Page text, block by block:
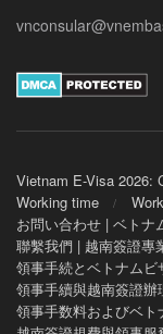
Vietnam E-Visa 2026:
Working time
お問い合わせ | ベトナ
聯繫我們 | 越南簽證專
領事手続とベトナムビ
領事手續與越南簽證
領事手数料およびベト